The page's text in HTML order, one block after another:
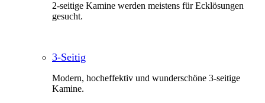
2-seitige Kamine werden meistens für Ecklösungen
gesucht.
3-Seitig
Modern, hocheffektiv und wunderschöne 3-seitige
Kamine.